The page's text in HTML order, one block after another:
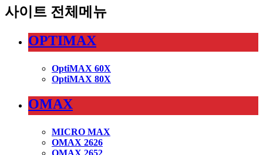
사이트 전체메뉴
OPTIMAX
OptiMAX 60X
OptiMAX 80X
OMAX
MICRO MAX
OMAX 2626
OMAX 2652